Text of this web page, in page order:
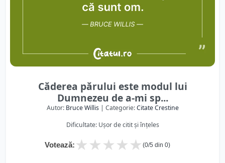
Căderea părului este modul lui
Dumnezeu de a-mi sp...
Autor: Bruce Willis| Categorie:Citate Crestine
Dificultate: Ușor de citit și înțeles
Votează: ★
★
★
★
★ (0/5 din 0)